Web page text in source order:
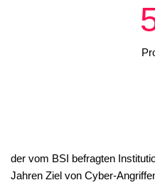
der vom BSI befragten
Jahren Ziel von Cyber-